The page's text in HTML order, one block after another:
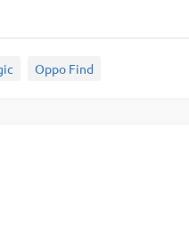
Oppo Find